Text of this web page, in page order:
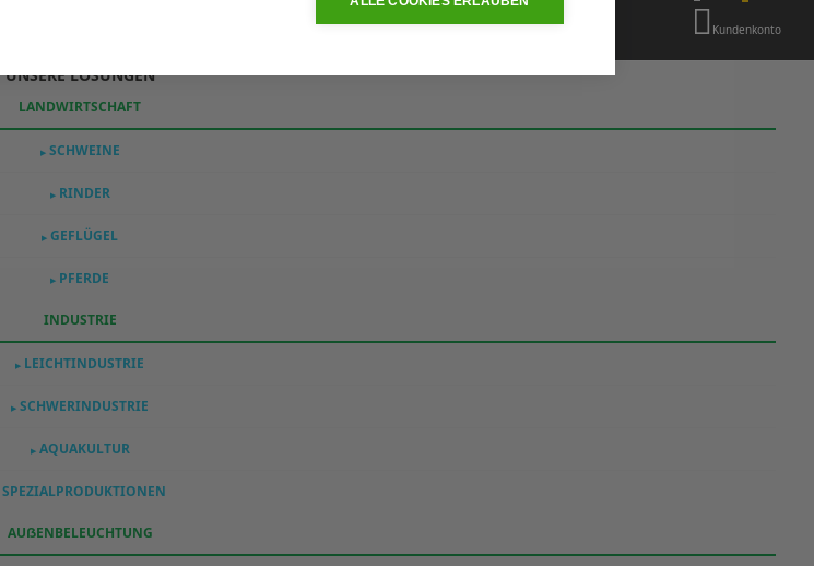
Kundenkonto
UNSERE LÖSUNGEN
LANDWIRTSCHAFT
▶ SCHWEINE
▶ RINDER
▶ GEFLÜGEL
▶ PFERDE
INDUSTRIE
▶ LEICHTINDUSTRIE
▶ SCHWERINDUSTRIE
▶ AQUAKULTUR
SPEZIALPRODUKTIONEN
AUẞENBELEUCHTUNG